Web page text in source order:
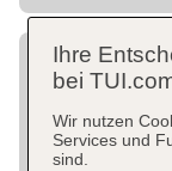
Ihre
bei
Wir nutzen
Services und
sind.